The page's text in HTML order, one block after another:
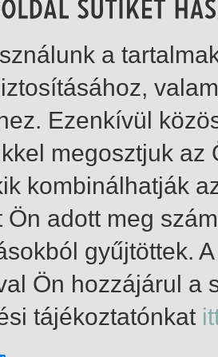
a
Ezenkívül
megosztjuk
kombinálhatják
Ön adott meg
gyűjtöttek.
Ön hozzájárul a
tájékoztatónkat